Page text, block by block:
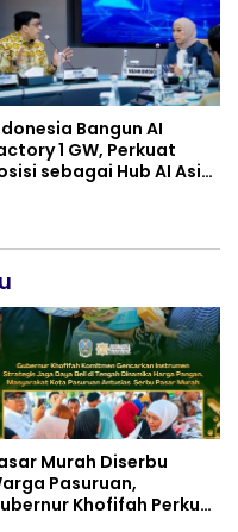
Bangun AI
1 GW, Perkuat
sebagai Hub AI Asia
Murah Diserbu
Pasuruan,
Khofifah Perkuat